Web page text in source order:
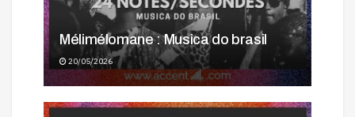
Mélimélomane : Musica do brasil
20/05/2026